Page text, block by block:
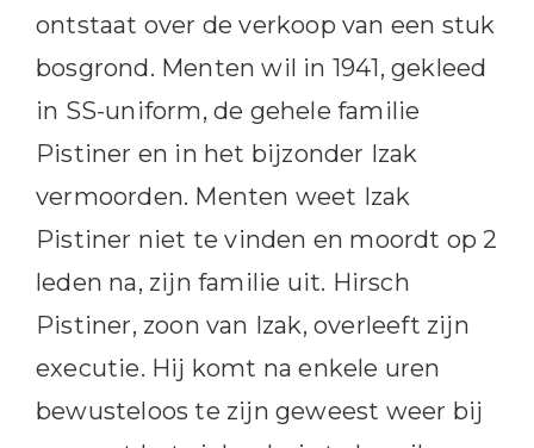
ontstaat over de verkoop van een stuk
bosgrond. Menten wil in 1941, gekleed
in SS-uniform, de gehele familie
Pistiner en in het bijzonder Izak
vermoorden. Menten weet Izak
Pistiner niet te vinden en moordt op 2
leden na, zijn familie uit. Hirsch
Pistiner, zoon van Izak, overleeft zijn
executie. Hij komt na enkele uren
bewusteloos te zijn geweest weer bij